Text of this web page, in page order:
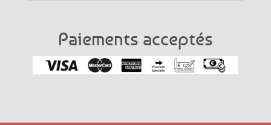
Paiements acceptés